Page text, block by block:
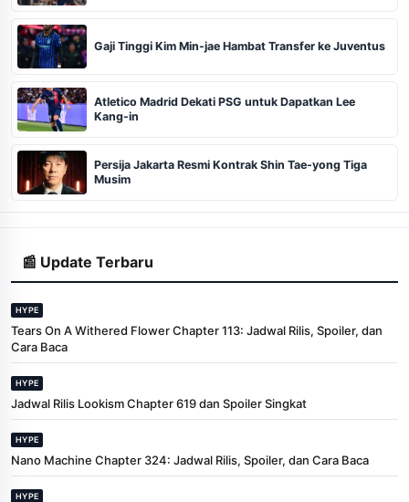
Gaji Tinggi Kim Min-jae Hambat Transfer ke Juventus
Atletico Madrid Dekati PSG untuk Dapatkan Lee
Kang-in
Persija Jakarta Resmi Kontrak Shin Tae-yong Tiga
Musim
📰 Update Terbaru
HYPE
Tears On A Withered Flower Chapter 113: Jadwal Rilis, Spoiler, dan
Cara Baca
HYPE
Jadwal Rilis Lookism Chapter 619 dan Spoiler Singkat
HYPE
Nano Machine Chapter 324: Jadwal Rilis, Spoiler, dan Cara Baca
HYPE